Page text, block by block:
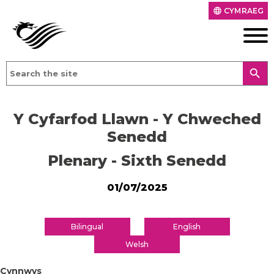
language CYMRAEG
search
Y Cyfarfod Llawn - Y Chweched
Senedd
Plenary - Sixth Senedd
01/07/2025
Bilingual
English
Welsh
Cynnwys